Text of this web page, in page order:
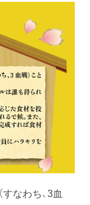
なわち、3血